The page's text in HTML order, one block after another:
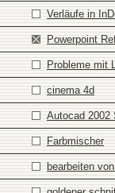
Verläufe in
Powerpoint
Probleme mit
cinema 4d
Autocad 2002
Farbmischer
bearbeiten